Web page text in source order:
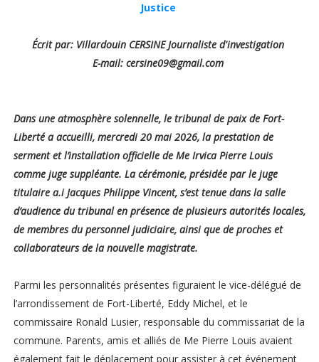
Justice
Écrit par: Villardouin CERSINE Journaliste d'investigation
E-mail: cersine09@gmail.com
Dans une atmosphère solennelle, le tribunal de paix de Fort-
Liberté a accueilli, mercredi 20 mai 2026, la prestation de
serment et l’installation officielle de Me Irvica Pierre Louis
comme juge suppléante. La cérémonie, présidée par le juge
titulaire a.i Jacques Philippe Vincent, s’est tenue dans la salle
d’audience du tribunal en présence de plusieurs autorités locales,
de membres du personnel judiciaire, ainsi que de proches et
collaborateurs de la nouvelle magistrate.
Parmi les personnalités présentes figuraient le vice-délégué de
l’arrondissement de Fort-Liberté, Eddy Michel, et le
commissaire Ronald Lusier, responsable du commissariat de la
commune. Parents, amis et alliés de Me Pierre Louis avaient
également fait le déplacement pour assister à cet événement